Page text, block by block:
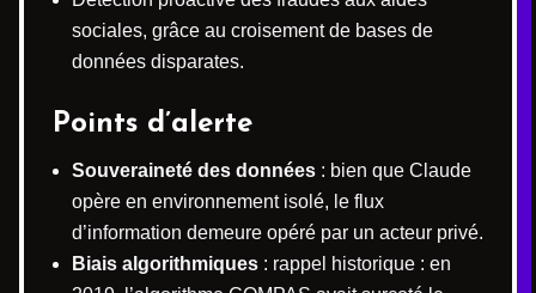
sociales, grâce au croisement de bases de
données disparates.
Points d’alerte
Souveraineté des données : bien que Claude
opère en environnement isolé, le flux
d’information demeure opéré par un acteur privé.
Biais algorithmiques : rappel historique : en